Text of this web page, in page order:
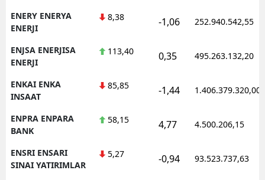
ENERY ENERYA
ENERJI
8,38 -1,06 252.940.542,55
ENJSA ENERJISA
ENERJI
113,40 0,35 495.263.132,20
ENKAI ENKA
INSAAT
85,85 -1,44 1.406.379.320,00
ENPRA ENPARA
BANK
58,15 4,77 4.500.206,15
ENSRI ENSARI
SINAI YATIRIMLAR
5,27 -0,94 93.523.737,63